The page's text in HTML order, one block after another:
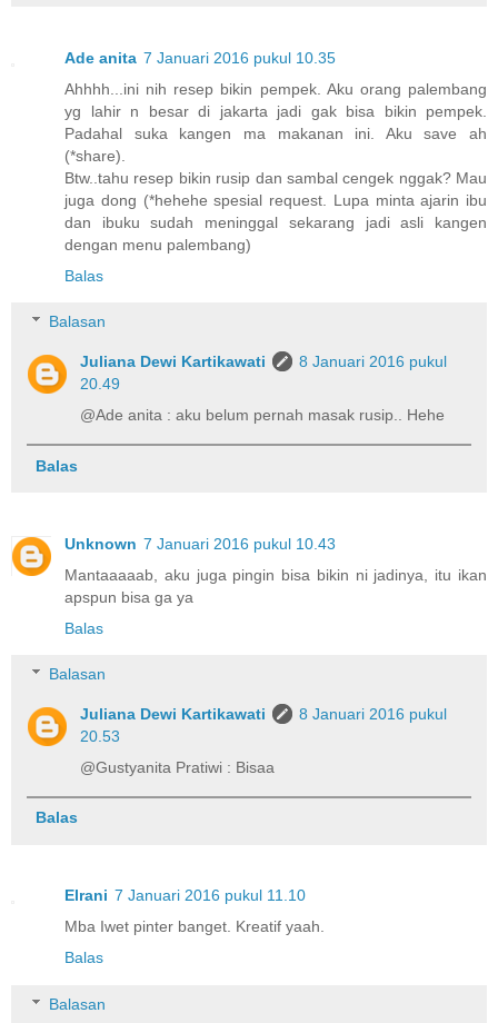
Ade anita 7 Januari 2016 pukul 10.35
Ahhhh...ini nih resep bikin pempek. Aku orang palembang
yg lahir n besar di jakarta jadi gak bisa bikin pempek.
Padahal suka kangen ma makanan ini. Aku save ah
(*share).
Btw..tahu resep bikin rusip dan sambal cengek nggak? Mau
juga dong (*hehehe spesial request. Lupa minta ajarin ibu
dan ibuku sudah meninggal sekarang jadi asli kangen
dengan menu palembang)
Balas
Balasan
Juliana Dewi Kartikawati
8 Januari 2016 pukul
20.49
@Ade anita : aku belum pernah masak rusip.. Hehe
Balas
Unknown 7 Januari 2016 pukul 10.43
Mantaaaaab, aku juga pingin bisa bikin ni jadinya, itu ikan
apspun bisa ga ya
Balas
Balasan
Juliana Dewi Kartikawati
8 Januari 2016 pukul
20.53
@Gustyanita Pratiwi : Bisaa
Balas
Elrani 7 Januari 2016 pukul 11.10
Mba Iwet pinter banget. Kreatif yaah.
Balas
Balasan